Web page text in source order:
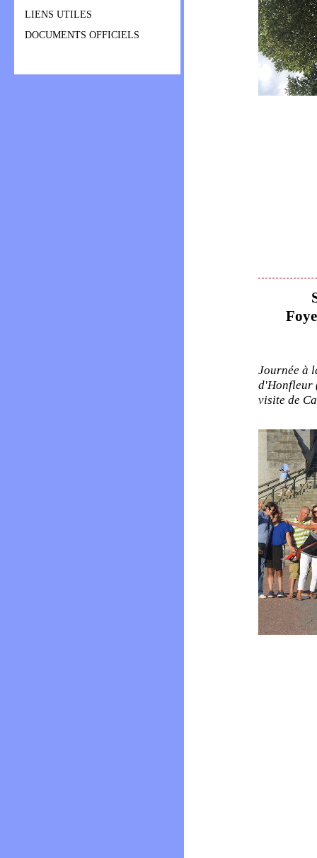
LIENS UTILES
DOCUMENTS OFFICIELS
Journée à
d'Honfleur
visite de